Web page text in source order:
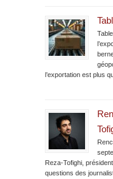
l’exportation est plus
Reza-Tofighi,
questions des